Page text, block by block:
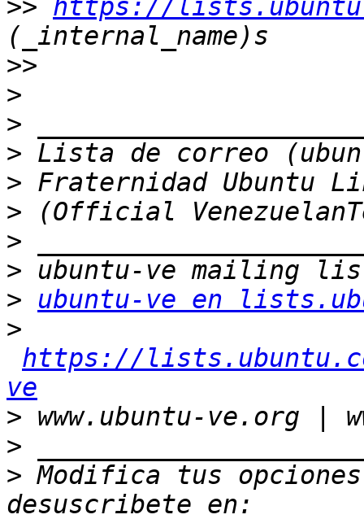
>> https://
>>
>
>
>
>
>
>
>
>
ubuntu-ve en
>
https://
ve
>
>
> Modifica tus